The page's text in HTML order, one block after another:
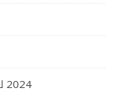
2024